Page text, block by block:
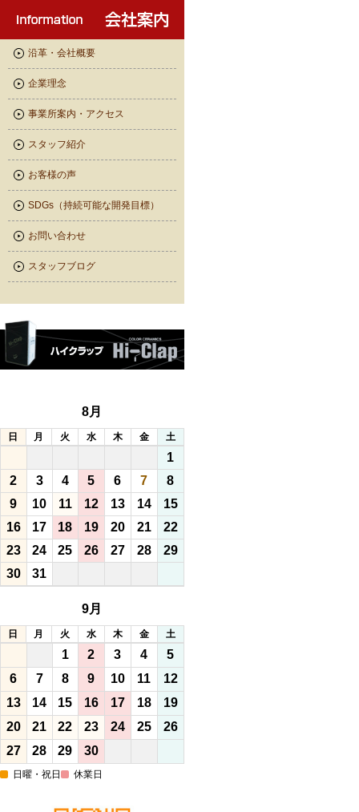
沿革・会社概要
企業理念
事業所案内・アクセス
スタッフ紹介
お客様の声
SDGs（持続可能な開発目標）
お問い合わせ
スタッフブログ
8月
日 月 火 水 木 金 土
1
2
3 4 5 6 7
8
9
10 11 12 13 14
15
16
17 18 19 20 21
22
23
24 25 26 27 28
29
30
31
9月
日 月 火 水 木 金 土
1 2 3 4
5
6
7 8 9 10 11
12
13
14 15 16 17 18
19
20
21 22 23 24 25
26
27
28 29 30
日曜・祝日 休業日